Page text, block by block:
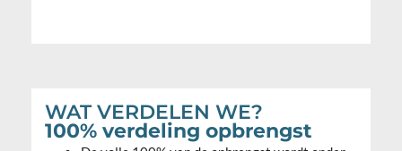
WAT VERDELEN WE?
100% verdeling opbrengst